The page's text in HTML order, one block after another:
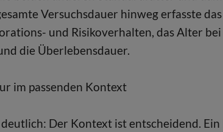
Versuchsdauer hinweg erfasste
und Risikoverhalten, das Alter bei
die Überlebensdauer.
im passenden Kontext
Der Kontext ist entscheidend.